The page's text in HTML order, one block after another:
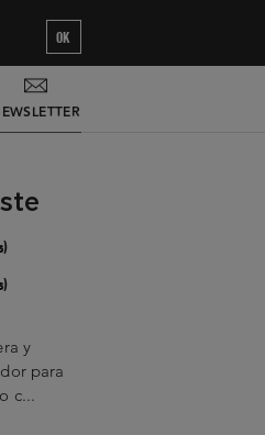
OK
y
para
c...